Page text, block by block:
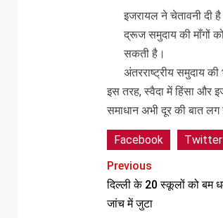
इजरायल ने चेतावनी दी है
द्रूज समुदाय की माँगों
सकती है।
अंतरराष्ट्रीय समुदाय की
इस तरह, स्वैदा में हिंसा और
समाधान अभी दूर की बात लग
Facebook Twitter
Previous
दिल्ली के 20 स्कूलों को बम
जांच में जुटा